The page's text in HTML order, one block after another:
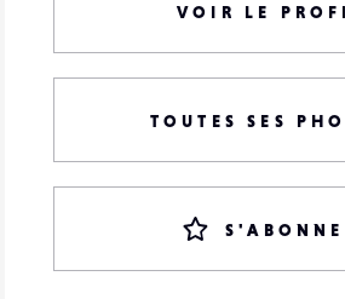
VOIR LE
TOUTES SES